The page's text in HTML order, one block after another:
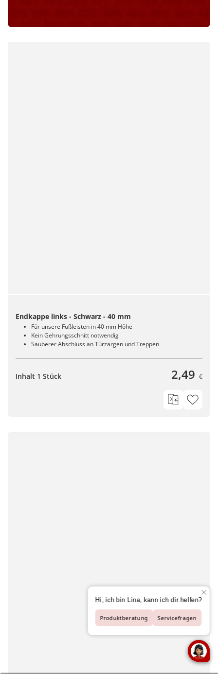
Endkappe links - Schwarz - 40 mm
Für unsere Fußleisten in 40 mm Höhe
Kein Gehrungsschnitt notwendig
Sauberer Abschluss an Türzargen und Treppen
Inhalt 1 Stück 2,49 €